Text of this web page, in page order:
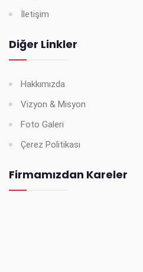
İletişim
Diğer Linkler
Hakkımızda
Vizyon & Misyon
Foto Galeri
Çerez Politikası
Firmamızdan Kareler